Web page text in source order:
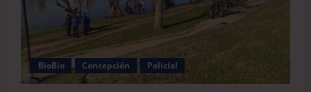
BioBio Concepción Policial